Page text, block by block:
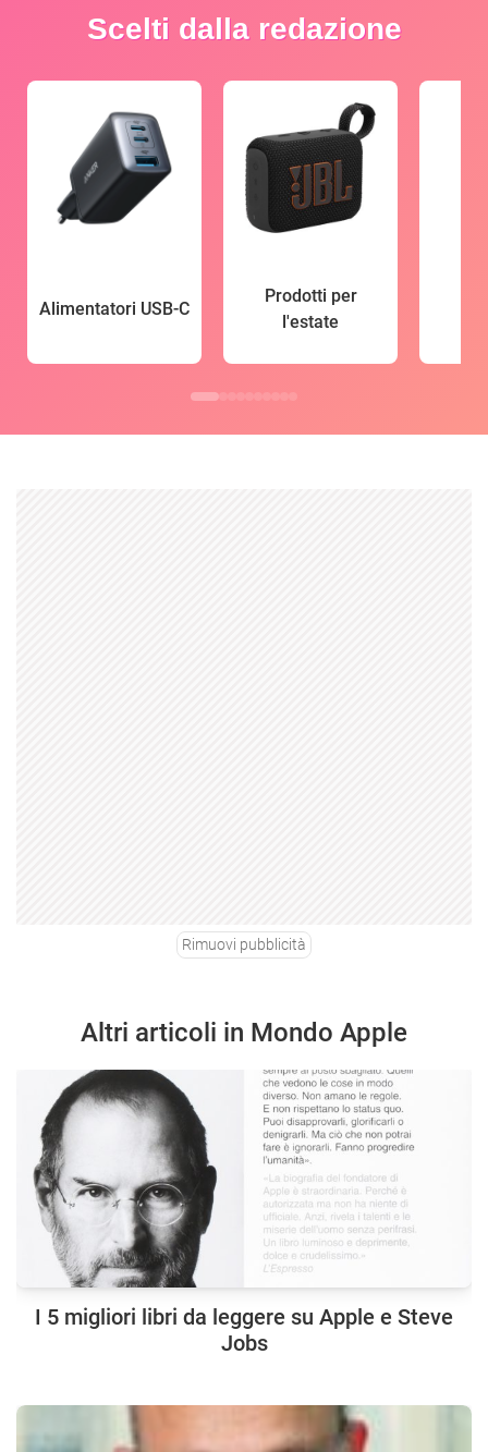
Scelti dalla redazione
Alimentatori USB-C
Prodotti per
l'estate
Rimuovi pubblicità
Altri articoli in Mondo Apple
I 5 migliori libri da leggere su Apple e Steve
Jobs